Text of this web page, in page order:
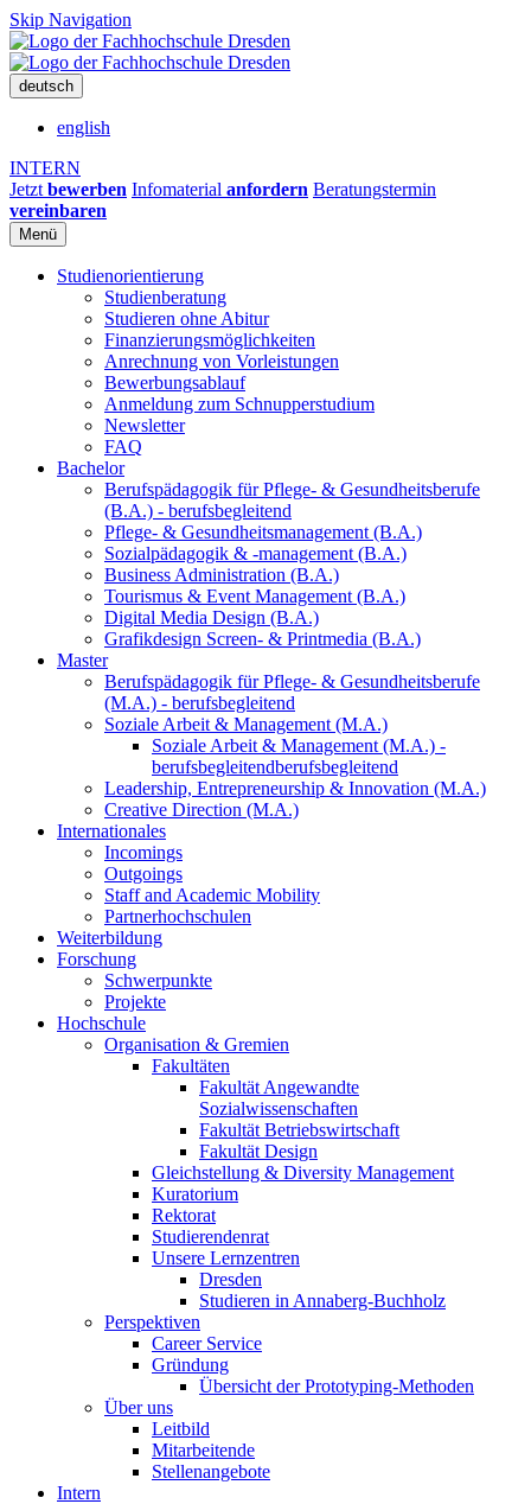
Skip Navigation
deutsch
english
INTERN
Jetzt bewerben Infomaterial anfordern Beratungstermin
vereinbaren
Menü
Studienorientierung
Studienberatung
Studieren ohne Abitur
Finanzierungsmöglichkeiten
Anrechnung von Vorleistungen
Bewerbungsablauf
Anmeldung zum Schnupperstudium
Newsletter
FAQ
Bachelor
Berufspädagogik für Pflege- & Gesundheitsberufe
(B.A.) - berufsbegleitend
Pflege- & Gesundheitsmanagement (B.A.)
Sozialpädagogik & -management (B.A.)
Business Administration (B.A.)
Tourismus & Event Management (B.A.)
Digital Media Design (B.A.)
Grafikdesign Screen- & Printmedia (B.A.)
Master
Berufspädagogik für Pflege- & Gesundheitsberufe
(M.A.) - berufsbegleitend
Soziale Arbeit & Management (M.A.)
Soziale Arbeit & Management (M.A.) -
berufsbegleitendberufsbegleitend
Leadership, Entrepreneurship & Innovation (M.A.)
Creative Direction (M.A.)
Internationales
Incomings
Outgoings
Staff and Academic Mobility
Partnerhochschulen
Weiterbildung
Forschung
Schwerpunkte
Projekte
Hochschule
Organisation & Gremien
Fakultäten
Fakultät Angewandte
Sozialwissenschaften
Fakultät Betriebswirtschaft
Fakultät Design
Gleichstellung & Diversity Management
Kuratorium
Rektorat
Studierendenrat
Unsere Lernzentren
Dresden
Studieren in Annaberg-Buchholz
Perspektiven
Career Service
Gründung
Übersicht der Prototyping-Methoden
Über uns
Leitbild
Mitarbeitende
Stellenangebote
Intern